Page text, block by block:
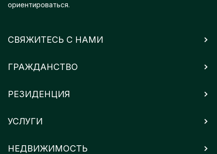
ориентироваться.
СВЯЖИТЕСЬ С НАМИ
ГРАЖДАНСТВО
РЕЗИДЕНЦИЯ
УСЛУГИ
НЕДВИЖИМОСТЬ